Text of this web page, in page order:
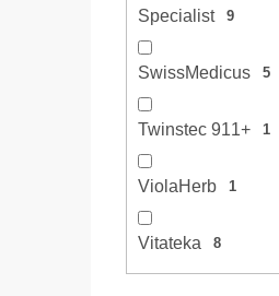
Specialist 9
SwissMedicus 5
Twinstec 911+ 1
ViolaHerb 1
Vitateka 8